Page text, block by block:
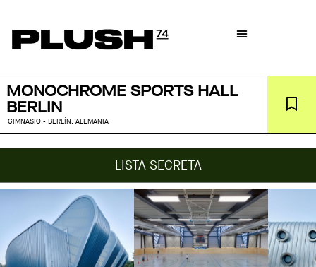
MONOCHROME SPORTS HALL
BERLIN
GIMNASIO - BERLÍN, ALEMANIA
LISTA SECRETA